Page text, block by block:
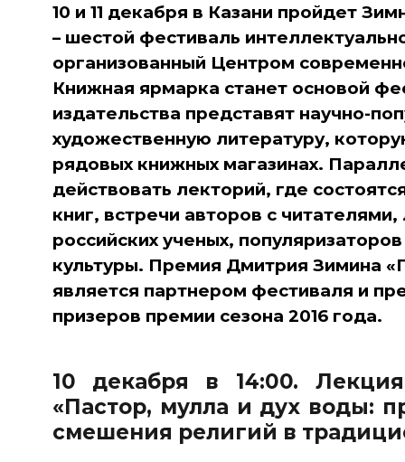
10 и 11 декабря в Казани пройдет
– шестой фестиваль
организованный Центром
Книжная ярмарка станет основой
издательства представят научно-
художественную литературу,
рядовых книжных магазинах.
действовать лекторий, где
книг, встречи авторов с
российских ученых,
культуры. Премия Дмитрия Зимина
является партнером фестиваля и
призеров премии сезона 2016 года.
10 декабря в 14:00.
«Пастор, мулла и дух воды:
смешения религий в